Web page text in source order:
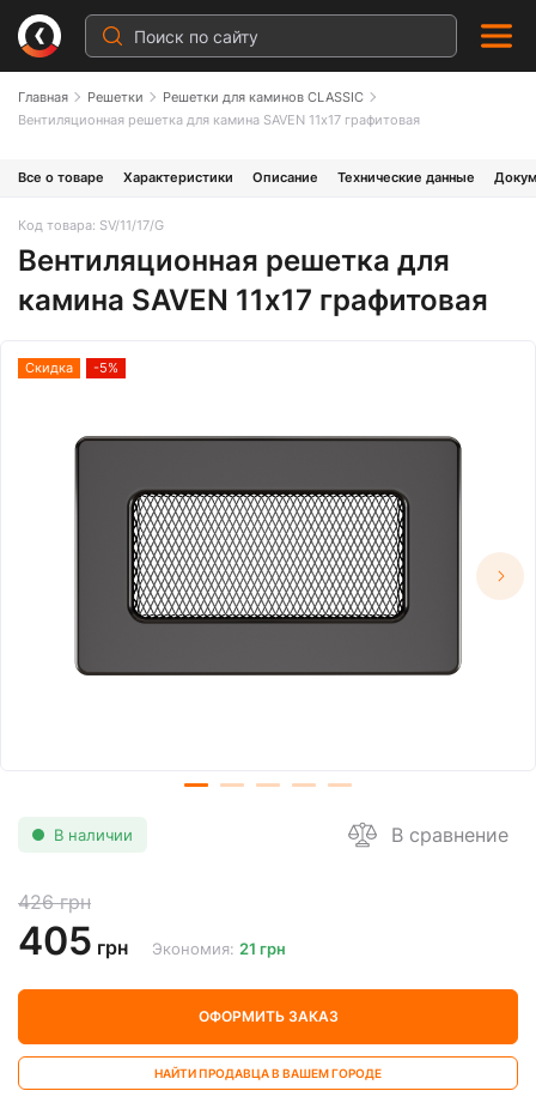
Главная Решетки
Решетки для каминов CLASSIC
Вентиляционная решетка для камина SAVEN 11х17 графитовая
Все о товаре Характеристики Описание Технические данные
Код товара: SV/11/17/G
Вентиляционная решетка для
камина SAVEN 11х17 графитовая
Скидка -5%
В наличии В сравнение
426 грн
405 грн Экономия: 21 грн
ОФОРМИТЬ ЗАКАЗ
НАЙТИ ПРОДАВЦА В ВАШЕМ ГОРОДЕ